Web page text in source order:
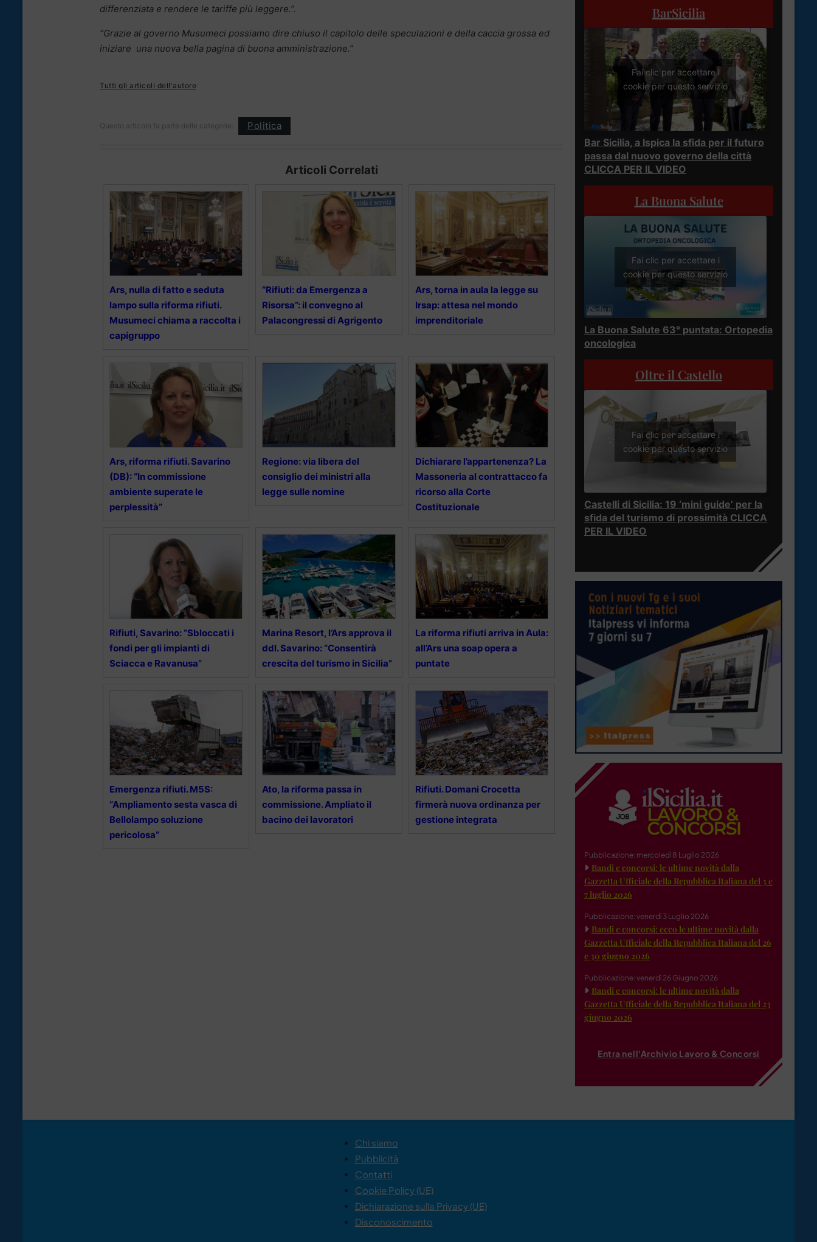
differenziata e rendere le tariffe più leggere.”.
“Grazie al governo Musumeci possiamo dire chiuso il capitolo delle speculazioni e della caccia grossa ed
iniziare una nuova bella pagina di buona amministrazione.”
Tutti gli articoli dell'autore
Questo articolo fa parte delle categorie: Politica
Articoli Correlati
Ars, nulla di fatto e seduta
lampo sulla riforma rifiuti.
Musumeci chiama a raccolta i
capigruppo
“Rifiuti: da Emergenza a
Risorsa”: il convegno al
Palacongressi di Agrigento
Ars, torna in aula la legge su
Irsap: attesa nel mondo
imprenditoriale
Ars, riforma rifiuti. Savarino
(DB): “In commissione
ambiente superate le
perplessità”
Regione: via libera del
consiglio dei ministri alla
legge sulle nomine
Dichiarare l’appartenenza? La
Massoneria al contrattacco fa
ricorso alla Corte
Costituzionale
Rifiuti, Savarino: “Sbloccati i
fondi per gli impianti di
Sciacca e Ravanusa”
Marina Resort, l’Ars approva il
ddl. Savarino: “Consentirà
crescita del turismo in Sicilia”
La riforma rifiuti arriva in Aula:
all’Ars una soap opera a
puntate
Emergenza rifiuti. M5S:
“Ampliamento sesta vasca di
Bellolampo soluzione
pericolosa”
Ato, la riforma passa in
commissione. Ampliato il
bacino dei lavoratori
Rifiuti. Domani Crocetta
firmerà nuova ordinanza per
gestione integrata
BarSicilia
Fai clic per accettare i
cookie per questo servizio
Bar Sicilia, a Ispica la sfida per il futuro
passa dal nuovo governo della città
CLICCA PER IL VIDEO
La Buona Salute
Fai clic per accettare i
cookie per questo servizio
La Buona Salute 63° puntata: Ortopedia
oncologica
Oltre il Castello
Fai clic per accettare i
cookie per questo servizio
Castelli di Sicilia: 19 ‘mini guide’ per la
sfida del turismo di prossimità CLICCA
PER IL VIDEO
Pubblicazione: mercoledì 8 Luglio 2026
Bandi e concorsi: le ultime novità dalla
Gazzetta Ufficiale della Repubblica Italiana del 3 e
7 luglio 2026
Pubblicazione: venerdì 3 Luglio 2026
Bandi e concorsi: ecco le ultime novità dalla
Gazzetta Ufficiale della Repubblica Italiana del 26
e 30 giugno 2026
Pubblicazione: venerdì 26 Giugno 2026
Bandi e concorsi: le ultime novità dalla
Gazzetta Ufficiale della Repubblica Italiana del 23
giugno 2026
Entra nell'Archivio Lavoro & Concorsi
Chi siamo
Pubblicità
Contatti
Cookie Policy (UE)
Dichiarazione sulla Privacy (UE)
Disconoscimento